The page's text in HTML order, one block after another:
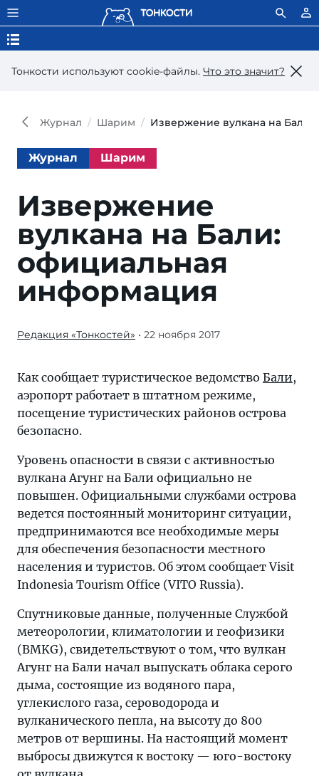
Тонкости используют сookie-файлы. Что это значит?
Журнал Шарим Извержение вулкана на
Журнал Шарим
Извержение
вулкана на Бали:
официальная
информация
Журнал/
вулкана
на
Бали:
официальная
—
«Тонкости
туризма»
делятся
секретами.
Подробные
инструкции,
важные
и
все,
что
нужно
знать
о
мире
туризма
—
Редакция «Тонкостей» • 22 ноября 2017
Как сообщает туристическое ведомство Бали,
аэропорт работает в штатном режиме,
посещение туристических районов острова
безопасно.
Уровень опасности в связи с активностью
вулкана Агунг на Бали официально не
повышен. Официальными службами острова
ведется постоянный мониторинг ситуации,
предпринимаются все необходимые меры
для обеспечения безопасности местного
населения и туристов. Об этом сообщает Visit
Indonesia Tourism Office (VITO Russia).
Спутниковые данные, полученные Службой
метеорологии, климатологии и геофизики
(BMKG), свидетельствуют о том, что вулкан
Агунг на Бали начал выпускать облака серого
дыма, состоящие из водяного пара,
углекислого газа, сероводорода и
вулканического пепла, на высоту до 800
метров от вершины. На настоящий момент
выбросы движутся к востоку — юго-востоку